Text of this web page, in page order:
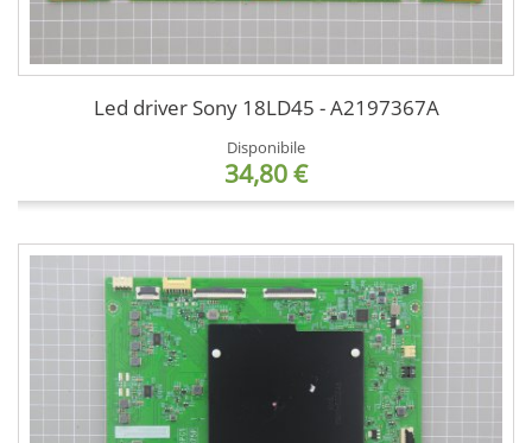
Led driver Sony 18LD45 - A2197367A
Disponibile
34,80 €